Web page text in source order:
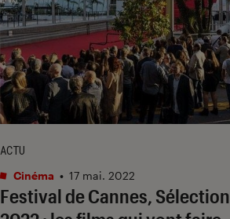
Festival de Cannes, Sélection
ACTU
Cinéma • 17 mai. 2022